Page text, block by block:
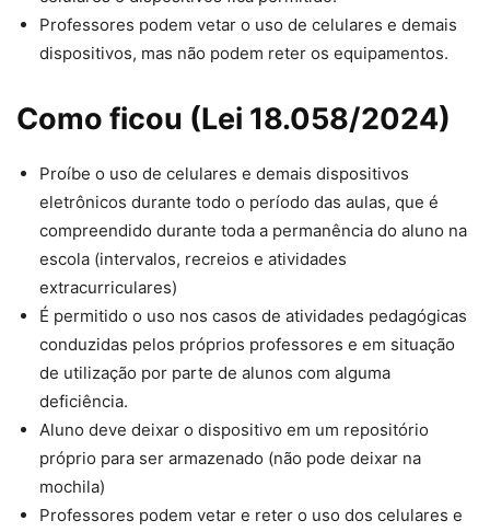
Professores podem vetar o uso de celulares e demais
dispositivos, mas não podem reter os equipamentos.
Como ficou (Lei 18.058/2024)
Proíbe o uso de celulares e demais dispositivos
eletrônicos durante todo o período das aulas, que é
compreendido durante toda a permanência do aluno na
escola (intervalos, recreios e atividades
extracurriculares)
É permitido o uso nos casos de atividades pedagógicas
conduzidas pelos próprios professores e em situação
de utilização por parte de alunos com alguma
deficiência.
Aluno deve deixar o dispositivo em um repositório
próprio para ser armazenado (não pode deixar na
mochila)
Professores podem vetar e reter o uso dos celulares e